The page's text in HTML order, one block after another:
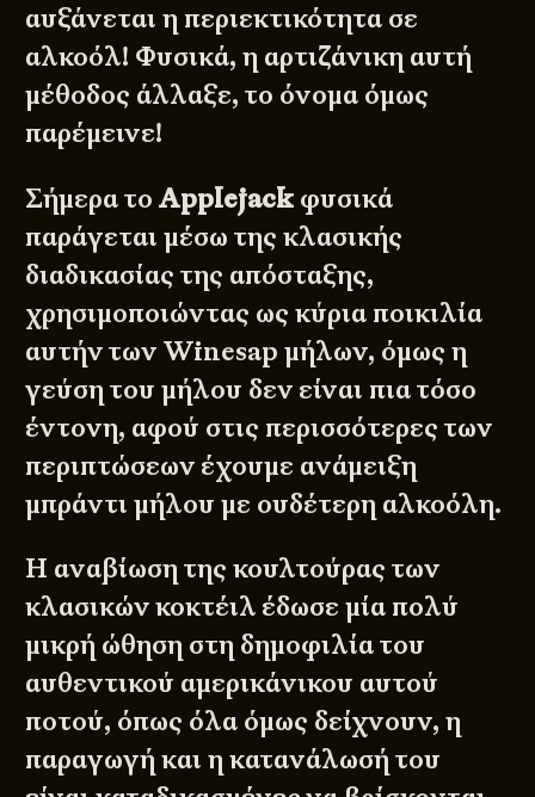
αυξάνεται η περιεκτικότητα σε
αλκοόλ! Φυσικά, η αρτιζάνικη αυτή
μέθοδος άλλαξε, το όνομα όμως
παρέμεινε!
Σήμερα τοApplejack φυσικά
παράγεται μέσω της κλασικής
διαδικασίας της απόσταξης,
χρησιμοποιώντας ως κύρια ποικιλία
αυτήν των Winesap μήλων, όμως η
γεύση του μήλου δεν είναι πια τόσο
έντονη, αφού στις περισσότερες των
περιπτώσεων έχουμε ανάμειξη
μπράντι μήλου με ουδέτερη αλκοόλη.
Η αναβίωση της κουλτούρας των
κλασικών κοκτέιλ έδωσε μία πολύ
μικρή ώθηση στη δημοφιλία του
αυθεντικού αμερικάνικου αυτού
ποτού, όπως όλα όμως δείχνουν, η
παραγωγή και η κατανάλωσή του